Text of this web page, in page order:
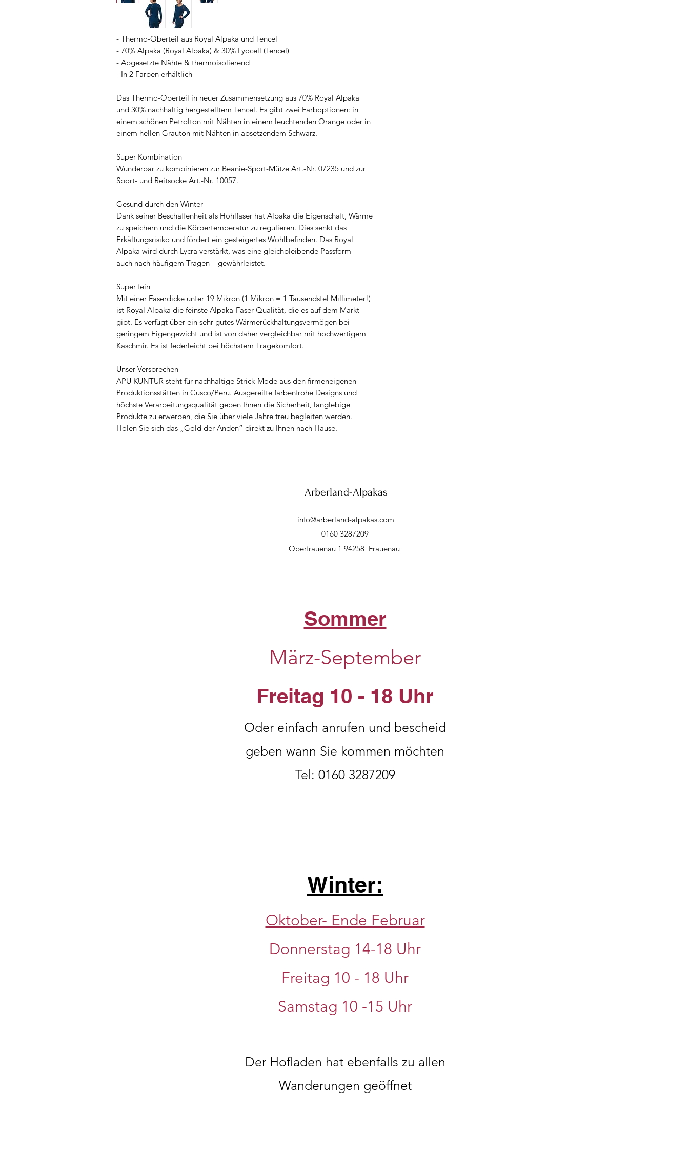
- Thermo-Oberteil aus Royal Alpaka und Tencel
- 70% Alpaka (Royal Alpaka) & 30% Lyocell (Tencel)
- Abgesetzte Nähte & thermoisolierend
- In 2 Farben erhältlich
Das Thermo-Oberteil in neuer Zusammensetzung aus 70% Royal Alpaka
und 30% nachhaltig hergestelltem Tencel. Es gibt zwei Farboptionen: in
einem schönen Petrolton mit Nähten in einem leuchtenden Orange oder in
einem hellen Grauton mit Nähten in absetzendem Schwarz.
Super Kombination
Wunderbar zu kombinieren zur Beanie-Sport-Mütze Art.-Nr. 07235 und zur
Sport- und Reitsocke Art.-Nr. 10057.
Gesund durch den Winter
Dank seiner Beschaffenheit als Hohlfaser hat Alpaka die Eigenschaft, Wärme
zu speichern und die Körpertemperatur zu regulieren. Dies senkt das
Erkältungsrisiko und fördert ein gesteigertes Wohlbefinden. Das Royal
Alpaka wird durch Lycra verstärkt, was eine gleichbleibende Passform –
auch nach häufigem Tragen – gewährleistet.
Super fein
Mit einer Faserdicke unter 19 Mikron (1 Mikron = 1 Tausendstel Millimeter!)
ist Royal Alpaka die feinste Alpaka-Faser-Qualität, die es auf dem Markt
gibt. Es verfügt über ein sehr gutes Wärmerückhaltungsvermögen bei
geringem Eigengewicht und ist von daher vergleichbar mit hochwertigem
Kaschmir. Es ist federleicht bei höchstem Tragekomfort.
Unser Versprechen
APU KUNTUR steht für nachhaltige Strick-Mode aus den firmeneigenen
Produktionsstätten in Cusco/Peru. Ausgereifte farbenfrohe Designs und
höchste Verarbeitungsqualität geben Ihnen die Sicherheit, langlebige
Produkte zu erwerben, die Sie über viele Jahre treu begleiten werden.
Holen Sie sich das „Gold der Anden“ direkt zu Ihnen nach Hause.
Arberland-Alpakas
info@arberland-alpakas.com
0160 3287209
Oberfrauenau 1 94258 Frauenau
Sommer
März-September
Freitag 10 - 18 Uhr
Oder einfach anrufen und bescheid
geben wann Sie kommen möchten
Tel: 0160 3287209
Winter:
Oktober- Ende Februar
Donnerstag 14-18 Uhr
Freitag 10 - 18 Uhr
Samstag 10 -15 Uhr
Der Hofladen hat ebenfalls zu allen
Wanderungen geöffnet